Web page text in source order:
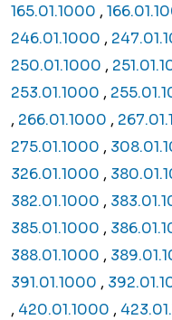
165.01.1000 ,
246.01.1000 ,
250.01.1000 ,
253.01.1000 ,
, 266.01.1000 ,
275.01.1000 ,
326.01.1000 ,
382.01.1000 ,
385.01.1000 ,
388.01.1000 ,
391.01.1000 ,
, 420.01.1000 ,